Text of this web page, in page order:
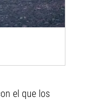
el que los